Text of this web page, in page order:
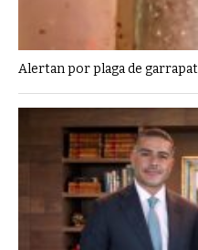
Alertan por plaga de